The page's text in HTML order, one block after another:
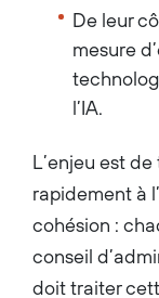
De leur
mesure
l’IA.
L’enjeu est
rapidement à
cohésion :
conseil
doit traiter